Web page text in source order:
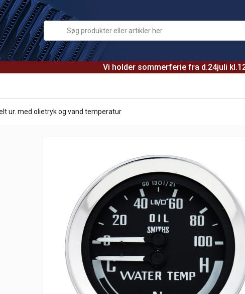
Vi holder sommerferie fra d.24juli
ur. med olietryk og vand temperatur